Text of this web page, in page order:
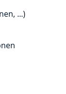
...)